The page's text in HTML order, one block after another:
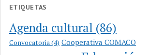
ETIQUETAS
Agenda cultural (86)
Convocatoria (4) Cooperativa COMACO